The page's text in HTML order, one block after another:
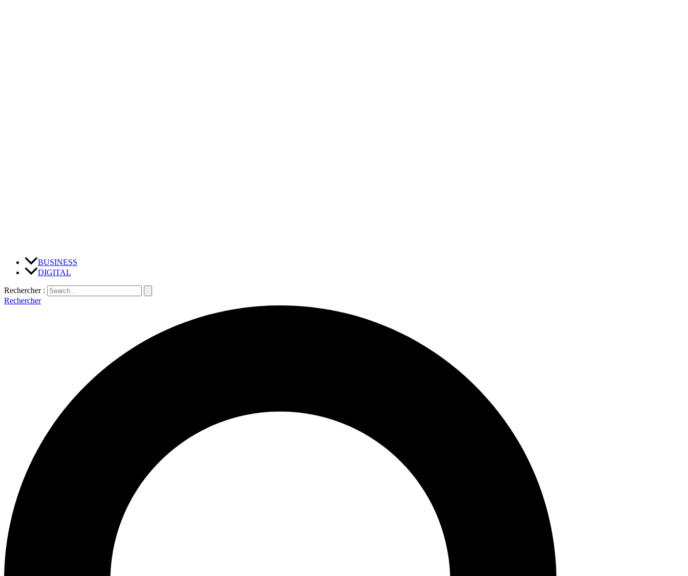
BUSINESS
DIGITAL
Rechercher :
Rechercher